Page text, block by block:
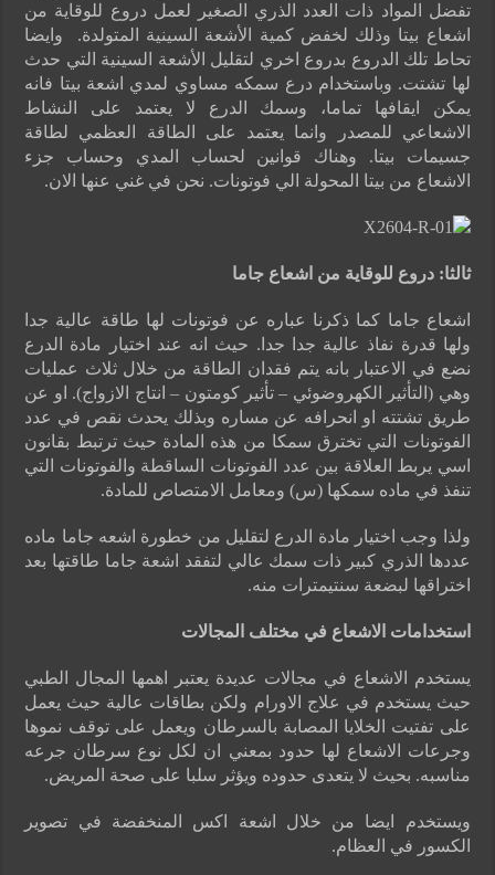
تفضل المواد ذات العدد الذري الصغير لعمل دروع للوقاية من
اشعاع بيتا وذلك لخفض كمية الأشعة السينية المتولدة. وايضا
تحاط تلك الدروع بدروع اخري لتقليل الأشعة السينية التي حدث
لها تشتت. وباستخدام درع سمكه مساوي لمدي اشعة بيتا فانه
يمكن ايقافها تماما، وسمك الدرع لا يعتمد على النشاط
الاشعاعي للمصدر وانما يعتمد على الطاقة العظمي لطاقة
جسيمات بيتا. وهناك قوانين لحساب المدي وحساب جزء
الاشعاع من بيتا المحولة الي فوتونات. نحن في غني عنها الان.
ثالثا:دروع للوقاية من اشعاع جاما
اشعاع جاما كما ذكرنا عباره عن فوتونات لها طاقة عالية جدا
ولها قدرة نفاذ عالية جدا جدا. حيث انه عند اختيار مادة الدرع
نضع في الاعتبار بانه يتم فقدان الطاقة من خلال ثلاث عمليات
وهي (التأثير الكهروضوئي – تأثير كومتون – انتاج الازواج). او عن
طريق تشتته او انحرافه عن مساره وبذلك يحدث نقص في عدد
الفوتونات التي تخترق سمكا من هذه المادة حيث ترتبط بقانون
اسي يربط العلاقة بين عدد الفوتونات الساقطة والفوتونات التي
تنفذ في ماده سمكها (س) ومعامل الامتصاص للمادة.
ولذا وجب اختيار مادة الدرع لتقليل من خطورة اشعه جاما ماده
عددها الذري كبير ذات سمك عالي لتفقد اشعة جاما طاقتها بعد
اختراقها لبضعة سنتيمترات منه.
استخدامات الاشعاع في مختلف المجالات
يستخدم الاشعاع في مجالات عديدة يعتبر اهمها المجال الطبي
حيث يستخدم في علاج الاورام ولكن بطاقات عالية حيث يعمل
على تفتيت الخلايا المصابة بالسرطان ويعمل على توقف نموها
وجرعات الاشعاع لها حدود بمعني ان لكل نوع سرطان جرعه
مناسبه. بحيث لا يتعدى حدوده ويؤثر سلبا على صحة المريض.
ويستخدم ايضا من خلال اشعة اكس المنخفضة في تصوير
الكسور في العظام.